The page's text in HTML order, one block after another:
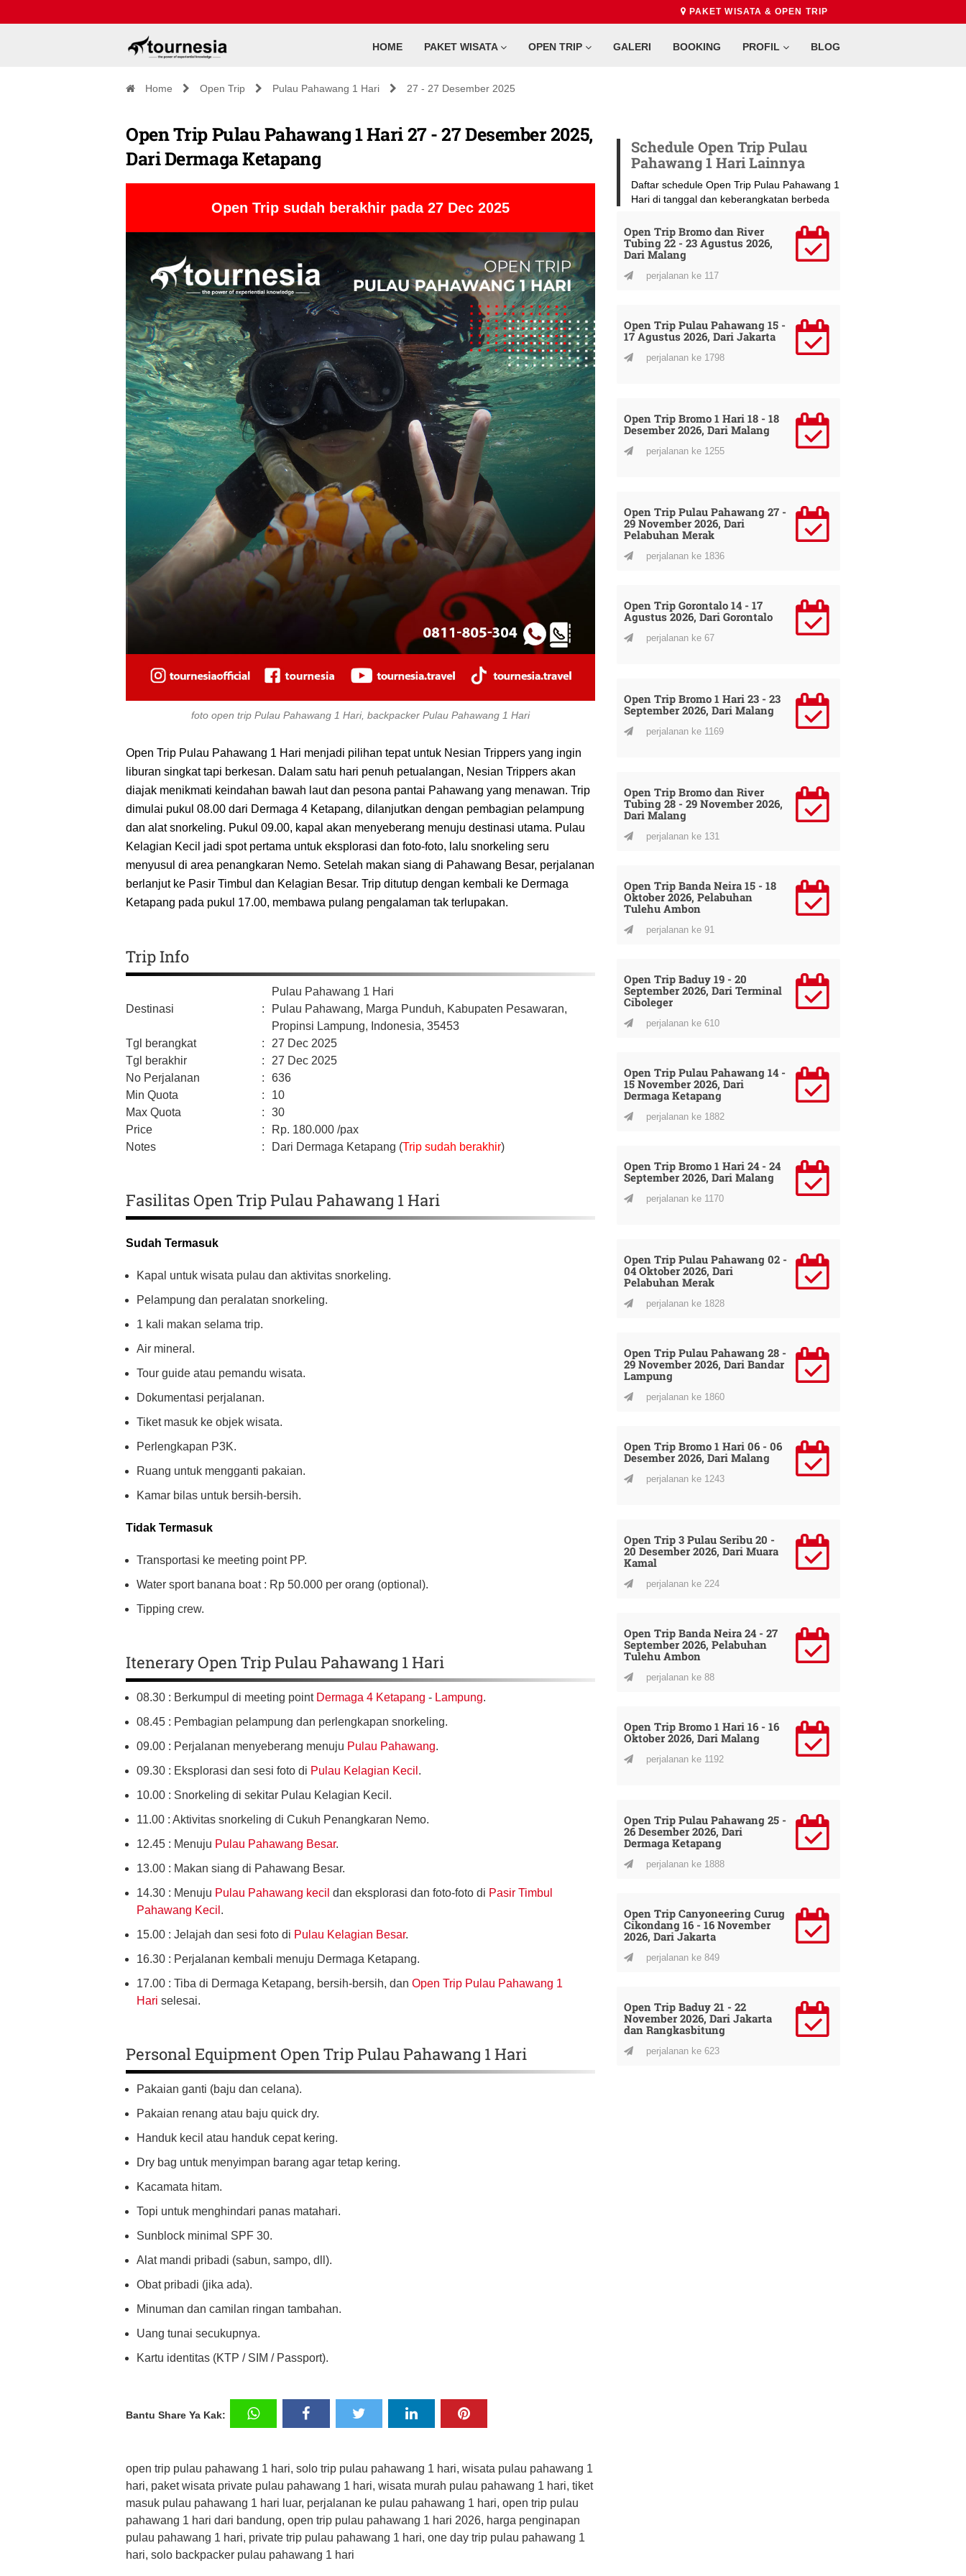
PAKET WISATA & OPEN TRIP
HOME PAKET WISATA OPEN TRIP GALERI BOOKING PROFIL BLOG
Home Open Trip Pulau Pahawang 1 Hari 27 - 27 Desember 2025
Open Trip Pulau Pahawang 1 Hari 27 - 27 Desember 2025,
Dari Dermaga Ketapang
Open Trip sudah berakhir pada 27 Dec 2025
foto open trip Pulau Pahawang 1 Hari, backpacker Pulau Pahawang 1 Hari
Open Trip Pulau Pahawang 1 Hari menjadi pilihan tepat untuk Nesian Trippers yang ingin
liburan singkat tapi berkesan. Dalam satu hari penuh petualangan, Nesian Trippers akan
diajak menikmati keindahan bawah laut dan pesona pantai Pahawang yang menawan. Trip
dimulai pukul 08.00 dari Dermaga 4 Ketapang, dilanjutkan dengan pembagian pelampung
dan alat snorkeling. Pukul 09.00, kapal akan menyeberang menuju destinasi utama. Pulau
Kelagian Kecil jadi spot pertama untuk eksplorasi dan foto-foto, lalu snorkeling seru
menyusul di area penangkaran Nemo. Setelah makan siang di Pahawang Besar, perjalanan
berlanjut ke Pasir Timbul dan Kelagian Besar. Trip ditutup dengan kembali ke Dermaga
Ketapang pada pukul 17.00, membawa pulang pengalaman tak terlupakan.
Trip Info
Destinasi :
Pulau Pahawang 1 Hari
Pulau Pahawang, Marga Punduh, Kabupaten Pesawaran,
Propinsi Lampung, Indonesia, 35453
Tgl berangkat
:
27 Dec 2025
Tgl berakhir
:
27 Dec 2025
No Perjalanan
:
636
Min Quota
:
10
Max Quota
:
30
Price
: Rp. 180.000 /pax
Notes
: Dari Dermaga Ketapang (Trip sudah berakhir)
Fasilitas Open Trip Pulau Pahawang 1 Hari
Sudah Termasuk
Kapal untuk wisata pulau dan aktivitas snorkeling.
Pelampung dan peralatan snorkeling.
1 kali makan selama trip.
Air mineral.
Tour guide atau pemandu wisata.
Dokumentasi perjalanan.
Tiket masuk ke objek wisata.
Perlengkapan P3K.
Ruang untuk mengganti pakaian.
Kamar bilas untuk bersih-bersih.
Tidak Termasuk
Transportasi ke meeting point PP.
Water sport banana boat : Rp 50.000 per orang (optional).
Tipping crew.
Itenerary Open Trip Pulau Pahawang 1 Hari
08.30 : Berkumpul di meeting point Dermaga 4 Ketapang - Lampung.
08.45 : Pembagian pelampung dan perlengkapan snorkeling.
09.00 : Perjalanan menyeberang menuju Pulau Pahawang.
09.30 : Eksplorasi dan sesi foto di Pulau Kelagian Kecil .
10.00 : Snorkeling di sekitar Pulau Kelagian Kecil.
11.00 : Aktivitas snorkeling di Cukuh Penangkaran Nemo.
12.45 : Menuju Pulau Pahawang Besar.
13.00 : Makan siang di Pahawang Besar.
14.30 : Menuju Pulau Pahawang kecil dan eksplorasi dan foto-foto di Pasir Timbul
Pahawang Kecil .
15.00 : Jelajah dan sesi foto di Pulau Kelagian Besar.
16.30 : Perjalanan kembali menuju Dermaga Ketapang.
17.00 : Tiba di Dermaga Ketapang, bersih-bersih, dan Open Trip Pulau Pahawang 1
Hari selesai.
Personal Equipment Open Trip Pulau Pahawang 1 Hari
Pakaian ganti (baju dan celana).
Pakaian renang atau baju quick dry.
Handuk kecil atau handuk cepat kering.
Dry bag untuk menyimpan barang agar tetap kering.
Kacamata hitam.
Topi untuk menghindari panas matahari.
Sunblock minimal SPF 30.
Alat mandi pribadi (sabun, sampo, dll).
Obat pribadi (jika ada).
Minuman dan camilan ringan tambahan.
Uang tunai secukupnya.
Kartu identitas (KTP / SIM / Passport).
Bantu Share Ya Kak:
open trip pulau pahawang 1 hari, solo trip pulau pahawang 1 hari, wisata pulau pahawang 1
hari, paket wisata private pulau pahawang 1 hari, wisata murah pulau pahawang 1 hari, tiket
masuk pulau pahawang 1 hari luar, perjalanan ke pulau pahawang 1 hari, open trip pulau
pahawang 1 hari dari bandung, open trip pulau pahawang 1 hari 2026, harga penginapan
pulau pahawang 1 hari, private trip pulau pahawang 1 hari, one day trip pulau pahawang 1
hari, solo backpacker pulau pahawang 1 hari
Schedule Open Trip Pulau
Pahawang 1 Hari Lainnya
Daftar schedule Open Trip Pulau Pahawang 1
Hari di tanggal dan keberangkatan berbeda
Open Trip Bromo dan River
Tubing 22 - 23 Agustus 2026,
Dari Malang
perjalanan ke 117
Open Trip Pulau Pahawang 15 -
17 Agustus 2026, Dari Jakarta
perjalanan ke 1798
Open Trip Bromo 1 Hari 18 - 18
Desember 2026, Dari Malang
perjalanan ke 1255
Open Trip Pulau Pahawang 27 -
29 November 2026, Dari
Pelabuhan Merak
perjalanan ke 1836
Open Trip Gorontalo 14 - 17
Agustus 2026, Dari Gorontalo
perjalanan ke 67
Open Trip Bromo 1 Hari 23 - 23
September 2026, Dari Malang
perjalanan ke 1169
Open Trip Bromo dan River
Tubing 28 - 29 November 2026,
Dari Malang
perjalanan ke 131
Open Trip Banda Neira 15 - 18
Oktober 2026, Pelabuhan
Tulehu Ambon
perjalanan ke 91
Open Trip Baduy 19 - 20
September 2026, Dari Terminal
Ciboleger
perjalanan ke 610
Open Trip Pulau Pahawang 14 -
15 November 2026, Dari
Dermaga Ketapang
perjalanan ke 1882
Open Trip Bromo 1 Hari 24 - 24
September 2026, Dari Malang
perjalanan ke 1170
Open Trip Pulau Pahawang 02 -
04 Oktober 2026, Dari
Pelabuhan Merak
perjalanan ke 1828
Open Trip Pulau Pahawang 28 -
29 November 2026, Dari Bandar
Lampung
perjalanan ke 1860
Open Trip Bromo 1 Hari 06 - 06
Desember 2026, Dari Malang
perjalanan ke 1243
Open Trip 3 Pulau Seribu 20 -
20 Desember 2026, Dari Muara
Kamal
perjalanan ke 224
Open Trip Banda Neira 24 - 27
September 2026, Pelabuhan
Tulehu Ambon
perjalanan ke 88
Open Trip Bromo 1 Hari 16 - 16
Oktober 2026, Dari Malang
perjalanan ke 1192
Open Trip Pulau Pahawang 25 -
26 Desember 2026, Dari
Dermaga Ketapang
perjalanan ke 1888
Open Trip Canyoneering Curug
Cikondang 16 - 16 November
2026, Dari Jakarta
perjalanan ke 849
Open Trip Baduy 21 - 22
November 2026, Dari Jakarta
dan Rangkasbitung
perjalanan ke 623